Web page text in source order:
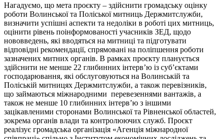
Нагадуємо, що мета проєкту – здійснити громадську оцінку
роботи Волинської та Поліської митниць Держмитслужби,
визначити успішні аспекти та недоліки в роботі цих митниць,
оцінити рівень поінформованості учасників ЗЕД, щодо
нововведень, які вводяться на митниці та підготувати
відповідні рекомендації, спрямовані на поліпшення роботи
зазначених митних органів. В рамках проєкту планується
здійснити не менше 22 глибинних інтерв’ю із суб’єктами
господарювання, які обслуговуються на Волинській та
Поліській митницях Держмитслужби, а також перевізників,
що займаються міжнародними перевезеннями вантажів, а
також не менше 10 глибинних інтерв’ю з іншими
зацікавленими сторонами Волинської та Рівненської областей,
зокрема органів влади та контролюючих служб. Проєкт
реалізує громадська організація «Агенція міжнародної